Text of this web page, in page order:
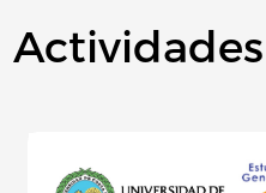
Actividades